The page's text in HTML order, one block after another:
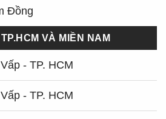
Đồng
VÀ MIỀN NAM
- TP. HCM
- TP. HCM